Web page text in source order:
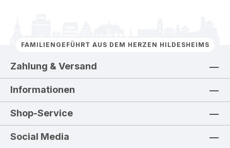
FAMILIENGEFÜHRT AUS DEM HERZEN HILDESHEIMS
Zahlung & Versand
Informationen
Shop-Service
Social Media